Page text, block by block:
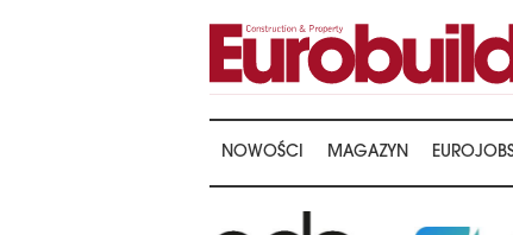
NOWOŚCI MAGAZYN